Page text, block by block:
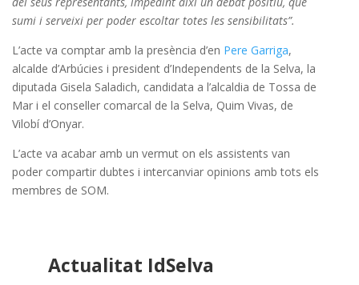
sumi i serveixi per poder escoltar totes les sensibilitats”.
L’acte va comptar amb la presència d’en Pere Garriga,
alcalde d’Arbúcies i president d’Independents de la Selva, la
diputada Gisela Saladich, candidata a l’alcaldia de Tossa de
Mar i el conseller comarcal de la Selva, Quim Vivas, de
Vilobí d’Onyar.
L’acte va acabar amb un vermut on els assistents van
poder compartir dubtes i intercanviar opinions amb tots els
membres de SOM.
Actualitat IdSelva